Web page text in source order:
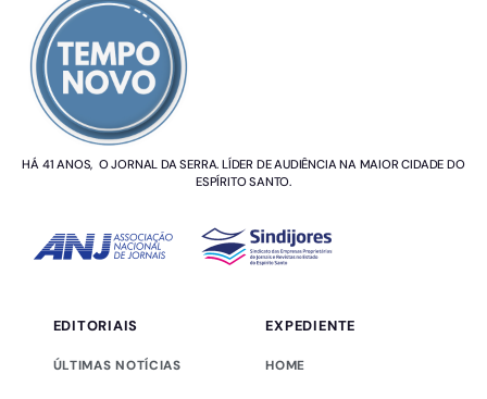
HÁ 41 ANOS, O JORNAL DA SERRA. LÍDER DE AUDIÊNCIA NA MAIOR CIDADE DO
ESPÍRITO SANTO.
EDITORIAIS
ÚLTIMAS NOTÍCIAS
EXPEDIENTE
HOME